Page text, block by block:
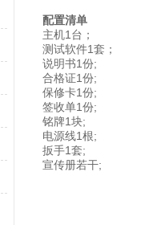
配置清单
主机1台；
测试软件1套；
说明书1份;
合格证1份;
保修卡1份;
签收单1份;
铭牌1块;
电源线1根;
扳手1套;
宣传册若干;